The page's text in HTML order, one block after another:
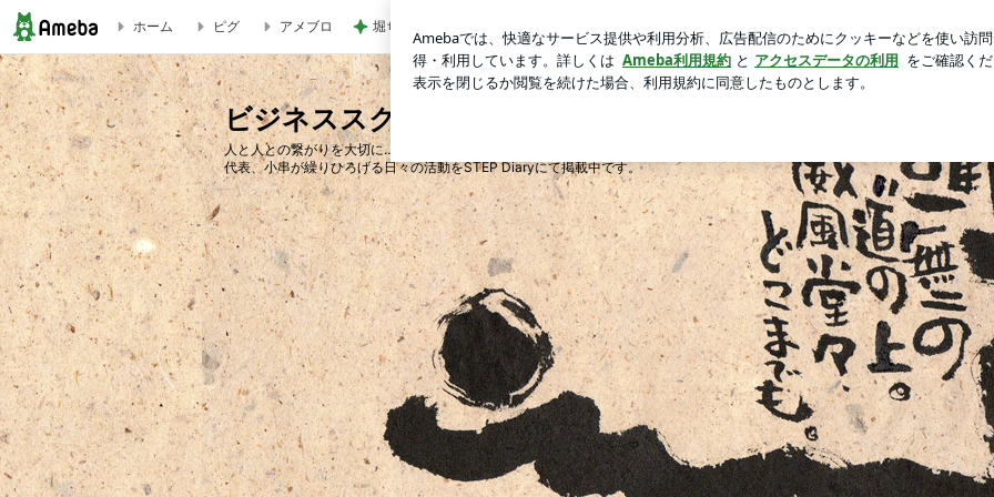
ビジネススクールＳＴＥＰのブログ
ホーム ピグ アメブロ 堀ちえみ まつ毛をバッチリカール ロ
ビジネススクールＳＴＥＰのブログ
人と人との繋がりを大切に…をモットーに!!
代表、小串が繰りひろげる日々の活動をSTEP Diaryにて掲載中です。